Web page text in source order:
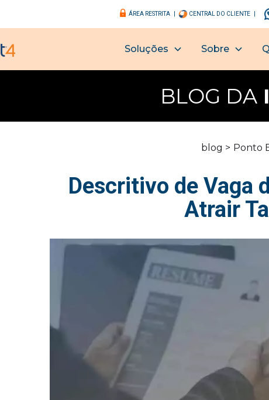
ÁREA RESTRITA | CENTRAL DO CLIENTE |
Soluções Sobre
BLOG DA
blog > Ponto
Descritivo de Vaga
Atrair